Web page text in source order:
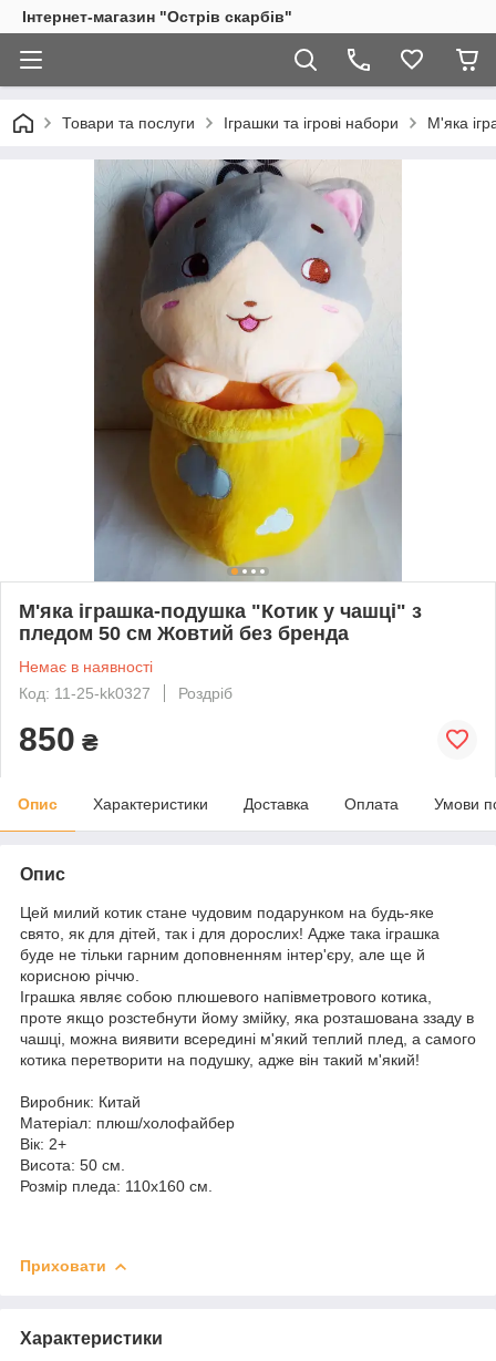
Інтернет-магазин "Острів скарбів"
Товари та послуги Іграшки та ігрові набори М'яка
М'яка іграшка-подушка "Котик у чашці" з
пледом 50 см Жовтий без бренда
Немає в наявності
Код: 11-25-kk0327
Роздріб
850 ₴
Опис Характеристики Доставка Оплата Умови
Опис
Цей милий котик стане чудовим подарунком на будь-яке
свято, як для дітей, так і для дорослих! Адже така іграшка
буде не тільки гарним доповненням інтер'єру, але ще й
корисною річчю.
Іграшка являє собою плюшевого напівметрового котика,
проте якщо розстебнути йому змійку, яка розташована ззаду в
чашці, можна виявити всередині м'який теплий плед, а самого
котика перетворити на подушку, адже він такий м'який!
Виробник: Китай
Матеріал: плюш/холофайбер
Вік: 2+
Висота: 50 см.
Розмір пледа: 110х160 см.
Приховати
Характеристики